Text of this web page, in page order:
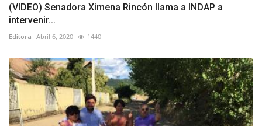
(VIDEO) Senadora Ximena Rincón llama a INDAP a
intervenir...
Editora Abril 6, 2020 1440